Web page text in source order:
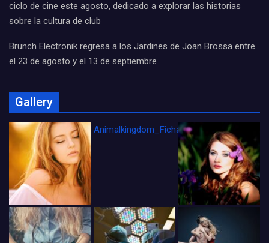
ciclo de cine este agosto, dedicado a explorar las historias
sobre la cultura de club
Brunch Electronik regresa a los Jardines de Joan Brossa entre
el 23 de agosto y el 13 de septiembre
Gallery
Animalkingdom_FichaCine